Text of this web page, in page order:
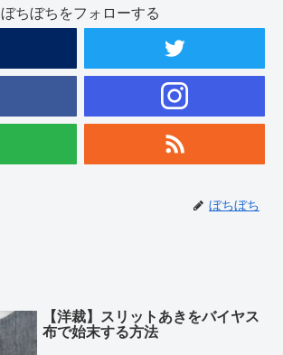
ぼちぼちをフォローする
ぼちぼち
【洋裁】スリットあきをバイヤス
布で始末する方法